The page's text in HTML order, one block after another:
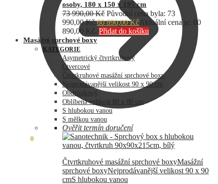
0
osoby, 180 x 150 x 195 cm
73 990,00Kč Původní cena byla: 73
990,00 Kč.60 890,00Kč Aktuální cena je: 60
890,00 Kč. Přidat do košíku
Masážní sprchové boxy
KATEGORIE
Asymetrický čtvrtkruhový
Čtvercové
Čtvrtkruhové masážní sprchové boxy
Nejprodávanější velikost 90 x 90 cm
Obdélníkový
Oblíbená velikost 80 x 80 cm
S hlubokou vanou
S mělkou vanou
Ověřit termín doručení
Čtvrtkruhové masážní sprchové boxyMasážní
sprchové boxyNejprodávanější velikost 90 x 90
cmS hlubokou vanou